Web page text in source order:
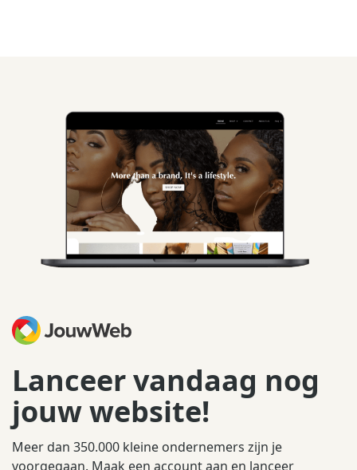
Lanceer vandaag nog
jouw website!
Meer dan 350.000 kleine ondernemers zijn je
voorgegaan. Maak een account aan en lanceer